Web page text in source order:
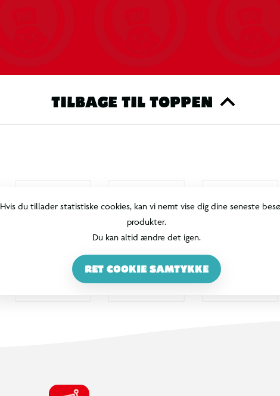
TILBAGE TIL TOPPEN
Hvis du tillader statistiske cookies, kan vi nemt vise dig dine seneste
produkter.
Du kan altid ændre det igen.
RET COOKIE SAMTYKKE